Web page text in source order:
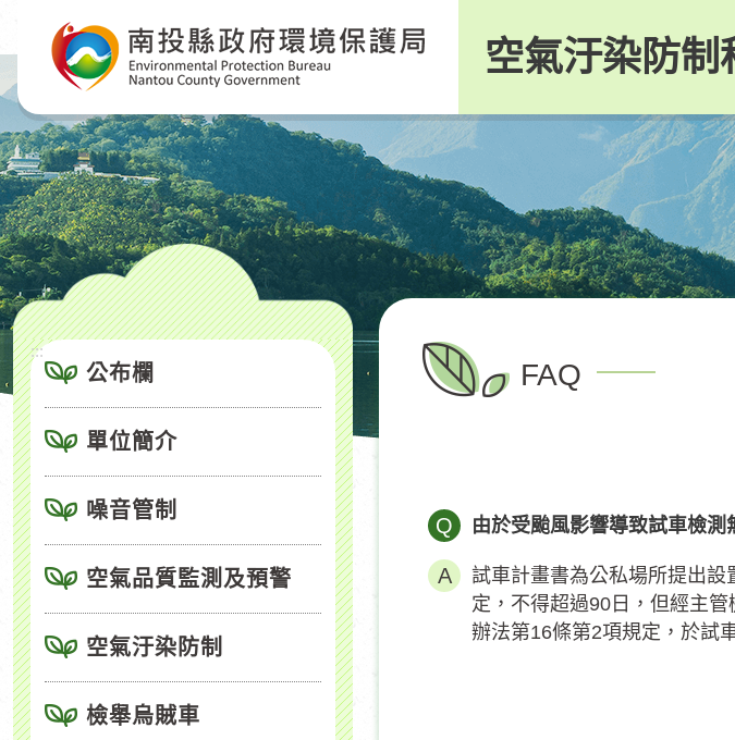
要
內
容
區
塊
空氣汙染防制
:::
公布欄
單位簡介
噪音管制
空氣品質監測及預警
空氣汙染防制
檢舉烏賊車
FAQ
Q 由於受颱風影響導致試車檢
試車計畫書為公私場所提出
定，不得超過90日，但經主
辦法第16條第2項規定，於試